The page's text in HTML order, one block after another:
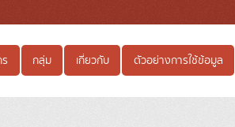
กลุ่ม เกี่ยวกับ ตัวอย่างการใช้ข้อมูล